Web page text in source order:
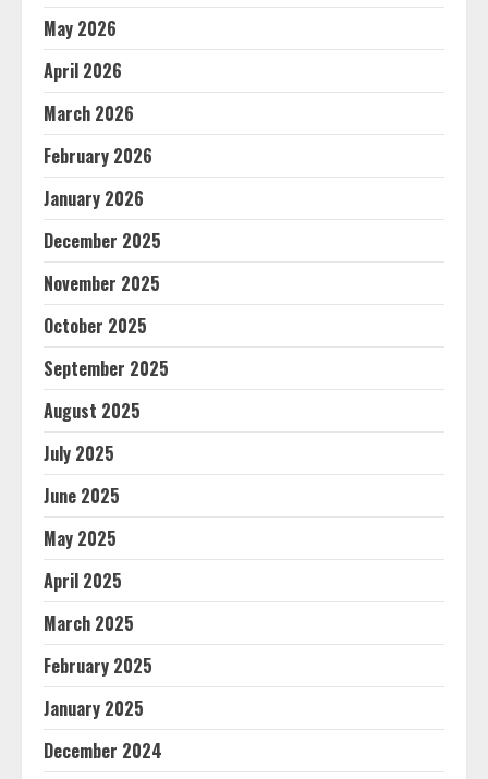
May 2026
April 2026
March 2026
February 2026
January 2026
December 2025
November 2025
October 2025
September 2025
August 2025
July 2025
June 2025
May 2025
April 2025
March 2025
February 2025
January 2025
December 2024